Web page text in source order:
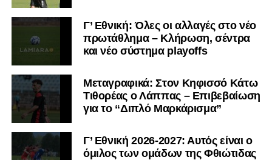
Γ’ Εθνική: Όλες οι αλλαγές στο νέο
πρωτάθλημα – Κλήρωση, σέντρα
και νέο σύστημα playoffs
Μεταγραφικά: Στον Κηφισσό Κάτω
Τιθορέας ο Λάππας – Επιβεβαίωση
για το “Διπλό Μαρκάρισμα”
Γ’ Εθνική 2026-2027: Αυτός είναι ο
όμιλος των ομάδων της Φθιώτιδας